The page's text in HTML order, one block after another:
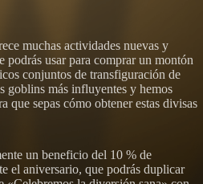
muchas actividades nuevas y
podrás usar para comprar un montón
conjuntos de transfiguración de
goblins más influyentes y hemos
que sepas cómo obtener estas divisas
un beneficio del 10 % de
el aniversario, que podrás duplicar